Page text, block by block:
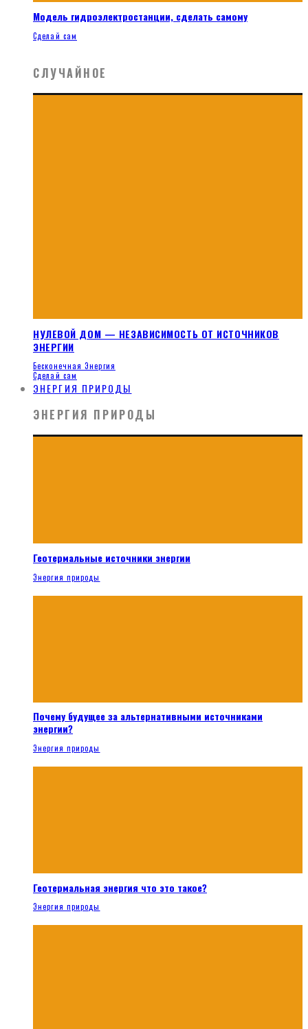
Модель гидроэлектростанции, сделать самому
Сделай сам
СЛУЧАЙНОЕ
НУЛЕВОЙ ДОМ — НЕЗАВИСИМОСТЬ ОТ ИСТОЧНИКОВ
ЭНЕРГИИ
Бесконечная Энергия
Сделай сам
ЭНЕРГИЯ ПРИРОДЫ
ЭНЕРГИЯ ПРИРОДЫ
Геотермальные источники энергии
Энергия природы
Почему будущее за альтернативными источниками
энергии?
Энергия природы
Геотермальная энергия что это такое?
Энергия природы